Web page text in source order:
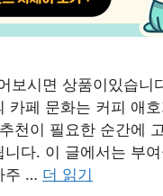
보시면 상품이있습니
카페 문화는 커피 애
천이 필요한 순간에
다. 이 글에서는 부
주 … 더 읽기